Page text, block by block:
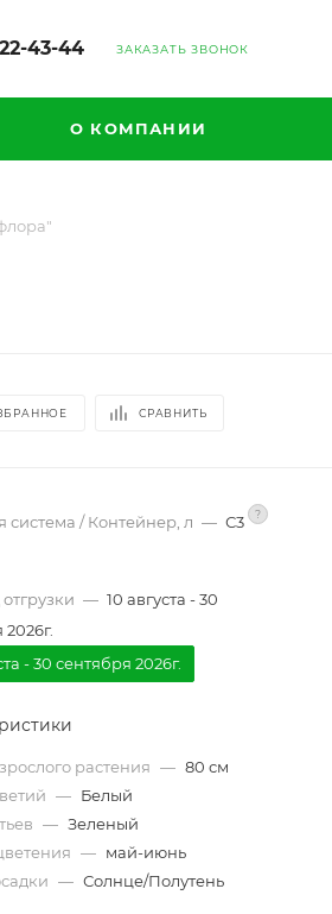
43-44 ЗАКАЗАТЬ ЗВОНОК
О КОМПАНИИ
СРАВНИТЬ
система / Контейнер, л — С3 ?
— 10 августа - 30
- 30 сентября 2026г.
растения — 80 см
— Белый
— Зеленый
— май-июнь
— Солнце/Полутень